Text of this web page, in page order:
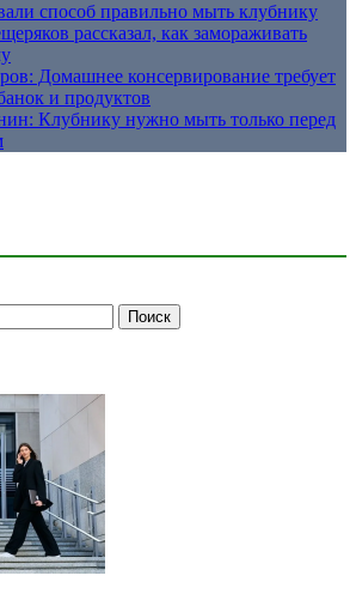
способ правильно мыть клубнику
рассказал, как замораживать
Домашнее консервирование требует
и продуктов
Клубнику нужно мыть только перед